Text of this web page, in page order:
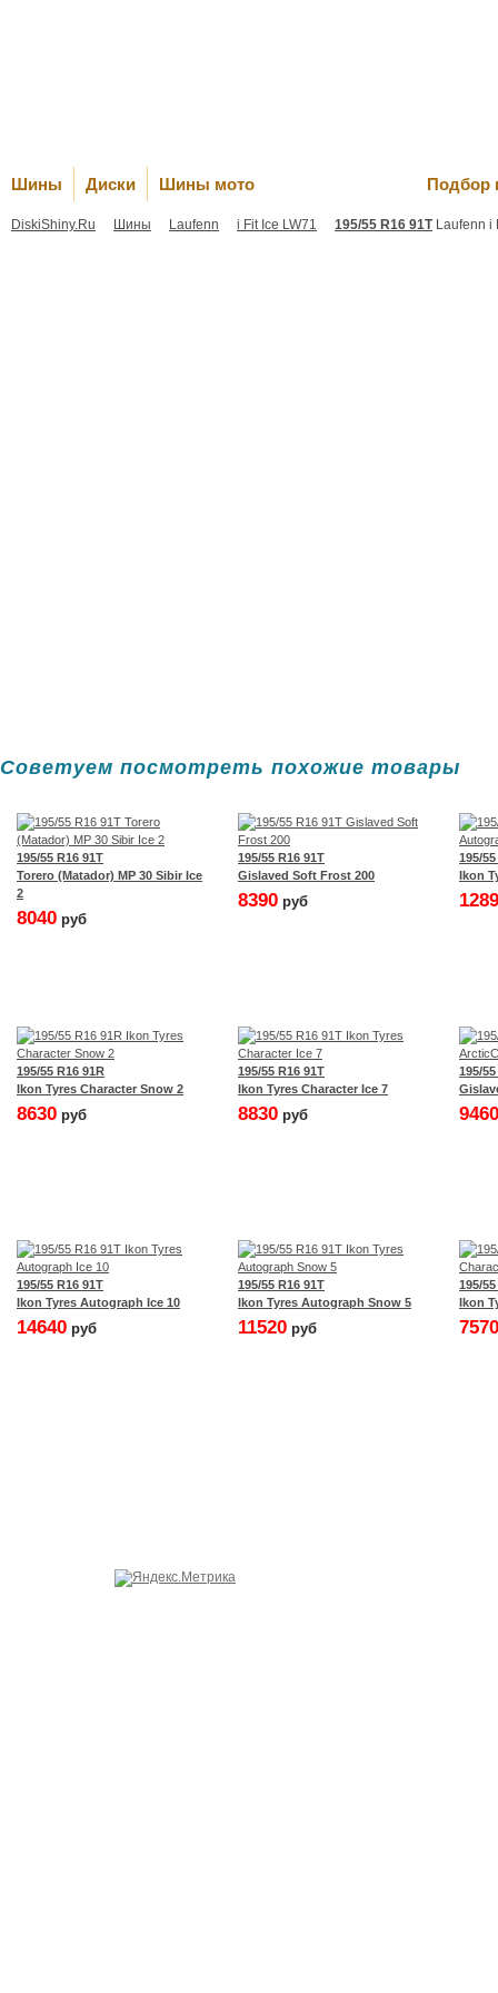
Шины Диски Шины мото Подбор
DiskiShiny.Ru Шины Laufenn i Fit Ice LW71 195/55 R16 91TLaufenn i
Cоветуем посмотреть похожие товары
195/55 R16 91T
Torero (Matador) MP 30 Sibir Ice
2
8040 руб
195/55 R16 91T
Gislaved Soft Frost 200
8390 руб
195/
Ikon
195/55 R16 91R
Ikon Tyres Character Snow 2
8630 руб
195/55 R16 91T
Ikon Tyres Character Ice 7
8830 руб
195/
9460
195/55 R16 91T
Ikon Tyres Autograph Ice 10
14640 руб
195/55 R16 91T
Ikon Tyres Autograph Snow 5
11520 руб
195/
Ikon
7570